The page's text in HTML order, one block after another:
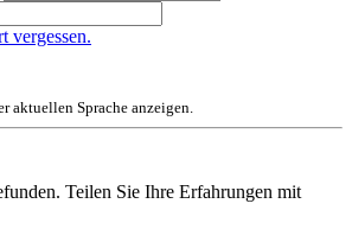
vergessen.
aktuellen Sprache anzeigen.
Teilen Sie Ihre Erfahrungen mit